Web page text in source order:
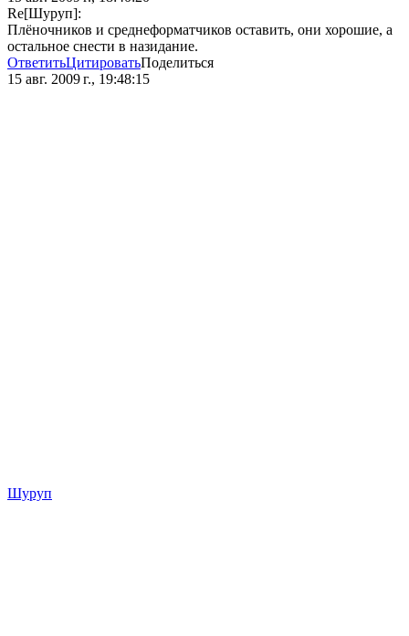
Re[Шуруп]:
Плёночников и среднеформатчиков оставить, они хорошие, а
остальное снести в назидание.
ОтветитьЦитироватьПоделиться
15 авг. 2009 г., 19:48:15
Шуруп